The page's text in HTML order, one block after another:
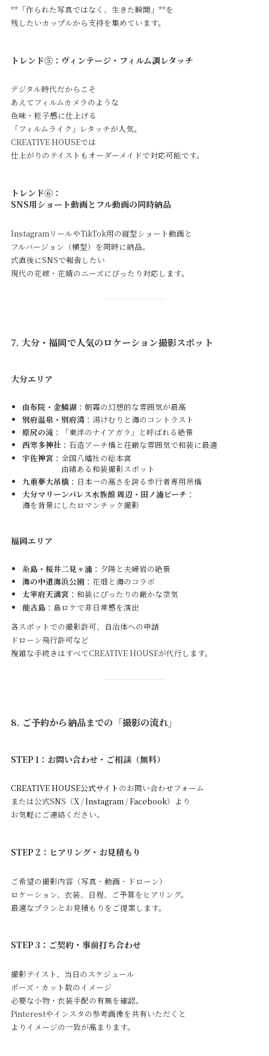
**「作られた写真ではなく、生きた瞬間」**を
残したいカップルから支持を集めています。
トレンド⑤：ヴィンテージ・フィルム調レタッチ
デジタル時代だからこそ
あえてフィルムカメラのような
色味・粒子感に仕上げる
「フィルムライク」レタッチが人気。
CREATIVE HOUSEでは
仕上がりのテイストもオーダーメイドで対応可能です。
トレンド⑥：
SNS用ショート動画とフル動画の同時納品
InstagramリールやTikTok用の縦型ショート動画と
フルバージョン（横型）を同時に納品。
式直後にSNSで報告したい
現代の花嫁・花婿のニーズにぴったり対応します。
7. 大分・福岡で人気のロケーション撮影スポット
大分エリア
由布院・金鱗湖 ：朝霧の幻想的な雰囲気が最高
別府温泉・別府湾 ：湯けむりと海のコントラスト
原尻の滝 ：「東洋のナイアガラ」と呼ばれる絶景
西寒多神社 ：石造アーチ橋と荘厳な雰囲気で和装に最適
宇佐神宮 ：全国八幡社の総本宮
由緒ある和装撮影スポット
九重夢大吊橋：日本一の高さを誇る歩行者専用吊橋
大分マリーンパレス水族館 周辺・田ノ浦ビーチ ：
海を背景にしたロマンチック撮影
福岡エリア
糸島・桜井二見ヶ浦：夕陽と夫婦岩の絶景
海の中道海浜公園 ：花畑と海のコラボ
太宰府天満宮 ：和装にぴったりの厳かな空気
能古島：島ロケで非日常感を演出
各スポットでの撮影許可、自治体への申請
ドローン飛行許可など
複雑な手続きはすべてCREATIVE HOUSEが代行します。
8. ご予約から納品までの「撮影の流れ」
STEP 1：お問い合わせ・ご相談（無料）
CREATIVE HOUSE公式サイト のお問い合わせフォーム
または公式SNS（X/Instagram/Facebook）より
お気軽にご連絡ください。
STEP 2：ヒアリング・お見積もり
ご希望の撮影内容（写真・動画・ドローン）
ロケーション、衣装、日程、ご予算をヒアリング。
最適なプランとお見積もりをご提案します。
STEP 3：ご契約・事前打ち合わせ
撮影テイスト、当日のスケジュール
ポーズ・カット数のイメージ
必要な小物・衣装手配の有無を確認。
Pinterestやインスタの参考画像を共有いただくと
よりイメージの一致が高まります。